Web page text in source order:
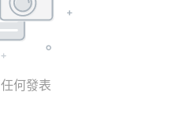
何發表